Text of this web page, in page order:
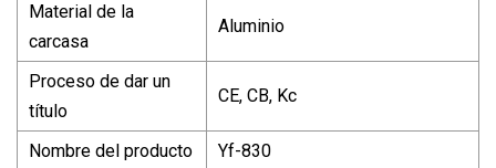
Material de la
carcasa
Aluminio
Proceso de dar un
título
CE, CB, Kc
Nombre del producto
Yf-830